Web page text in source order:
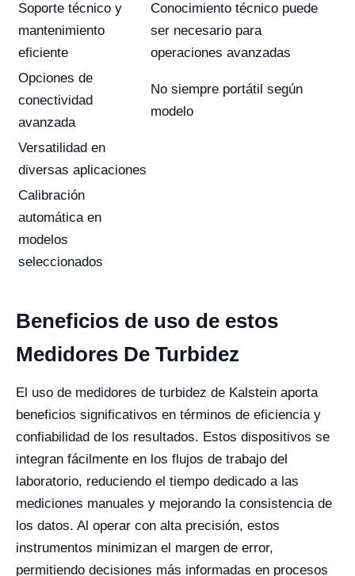
Soporte técnico y
mantenimiento
eficiente
Conocimiento técnico puede
ser necesario para
operaciones avanzadas
Opciones de
conectividad
avanzada
No siempre portátil según
modelo
Versatilidad en
diversas aplicaciones
Calibración
automática en
modelos
seleccionados
Beneficios de uso de estos
Medidores De Turbidez
El uso de medidores de turbidez de Kalstein aporta
beneficios significativos en términos de eficiencia y
confiabilidad de los resultados. Estos dispositivos se
integran fácilmente en los flujos de trabajo del
laboratorio, reduciendo el tiempo dedicado a las
mediciones manuales y mejorando la consistencia de
los datos. Al operar con alta precisión, estos
instrumentos minimizan el margen de error,
permitiendo decisiones más informadas en procesos